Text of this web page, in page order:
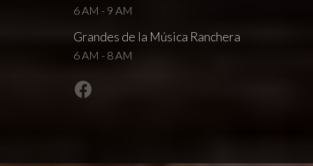
6 AM - 9 AM
Grandes de la Música Ranchera
6 AM - 8 AM